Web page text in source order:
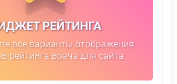
РЕЙТИНГА
все варианты отображения
рейтинга врача для сайта.